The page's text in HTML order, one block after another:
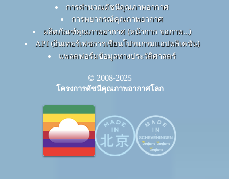
การคำนวณดัชนีคุณภาพอากาศ
การพยากรณ์คุณภาพอากาศ
ผลิตภัณฑ์คุณภาพอากาศ (หน้ากาก จอภาพ…)
API (อินเทอร์เฟซการเขียนโปรแกรมแอปพลิเคชัน)
แพลตฟอร์มข้อมูลทางประวัติศาสตร์
© 2008-2025
โครงการดัชนีคุณภาพอากาศโลก